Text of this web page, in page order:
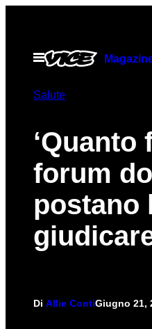
contenuto
Apri
Salute
‘Quanto
forum
postano
Di Allie ContiGiugno 21,